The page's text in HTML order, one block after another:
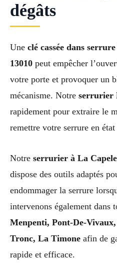
dégâts
Une clé cassée dans
13010 peut empêcher
votre porte et provoquer un
mécanisme. Notre serrurier
rapidement pour extraire le
remettre votre serrure en
Notre serrurier à La
dispose des outils adaptés
endommager la serrure
intervenons également dans
Menpenti, Pont-De-
Tronc, La Timone afin de
rapide et efficace.